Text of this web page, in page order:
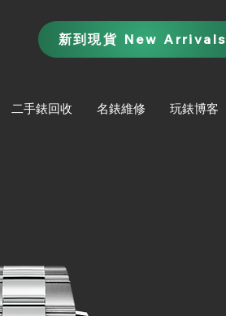
新到現貨 New Arrivals
二手錶回收 名錶維修 玩錶博客